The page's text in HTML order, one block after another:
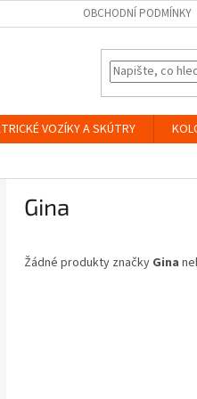
OBCHODNÍ PODMÍNKY
VOZÍKY A SKÚTRY
Gina
Žádné produkty značky Gina